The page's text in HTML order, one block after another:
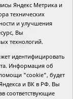
Почтамт,
Эл №
Яндекс Метрика и
технических
и улучшения
Вы
технологий.
идентифицировать
Информация об
"cookie", будет
и ВК в РФ. Вы
соответствующие